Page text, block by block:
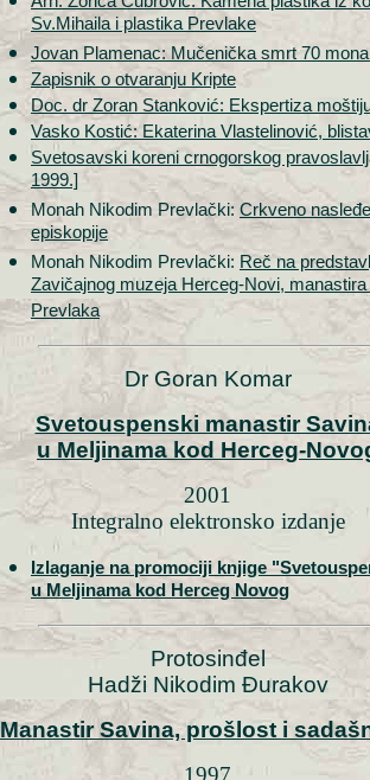
Sv.Mihaila i plastika Prevlake
Jovan Plamenac: Mučenička smrt 70
Zapisnik o otvaranju Kripte
Doc. dr Zoran Stanković: Ekspertiza
Vasko Kostić: Ekaterina Vlastelinović,
Svetosavski koreni crnogorskog
1999.]
Monah Nikodim Prevlački: Crkveno
episkopije
Monah Nikodim Prevlački: Reč na
Zavičajnog muzeja Herceg-Novi,
Prevlaka
Dr Goran Komar
Svetouspenski manastir
u Meljinama kod Herceg-
2001
Integralno elektronsko izdanje
Izlaganje na promociji knjige
u Meljinama kod Herceg Novog
Protosinđel
Hadži Nikodim Đurakov
Manastir Savina, prošlost i
1997